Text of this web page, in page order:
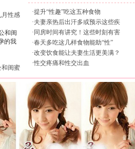
月性感
和闺蜜
·提升“性趣”吃这五种食物
·夫妻亲热后出汗多或预示这些疾
· 同房时间有讲究！这些时刻有害
·春天多吃这几样食物能助“性”
·改变饮食能让夫妻生活更美满？
·性交疼痛和性交出血